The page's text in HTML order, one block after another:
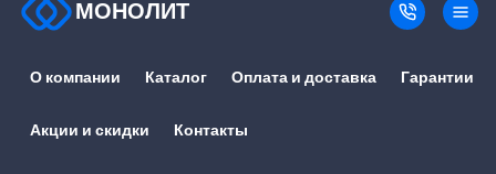
МОНОЛИТ
О компании Каталог Оплата и доставка Гарантии
Акции и скидки Контакты